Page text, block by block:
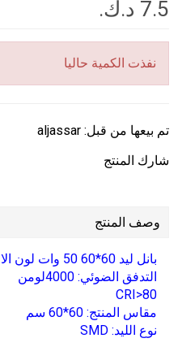
نفذت الكمية حاليا
تم بيعها من قبل: aljassar
شارك المنتج
وصف المنتج
بانل ليد 60*60 50 وات لون الاضاءة أبيض
التدفق الضوئي: 4000لومن
CRI>80
مقاس المنتج: 60*60 سم
نوع الليد: SMD